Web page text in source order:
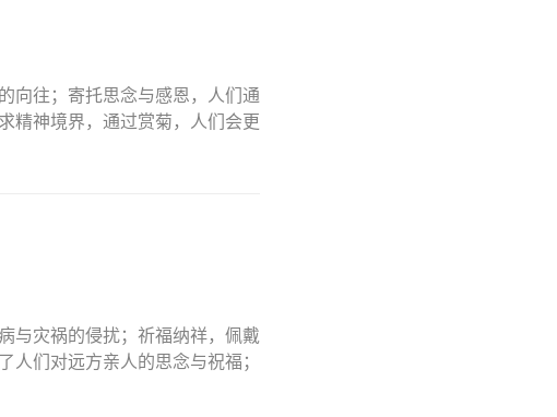
向往；寄托思念与感恩，人们通
精神境界，通过赏菊，人们会更
与灾祸的侵扰；祈福纳祥，佩戴
们对远方亲人的思念与祝福；